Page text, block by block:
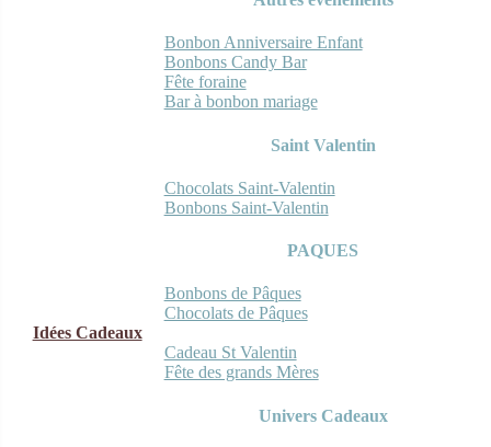
Bonbon Anniversaire Enfant
Bonbons Candy Bar
Fête foraine
Bar à bonbon mariage
Saint Valentin
Chocolats Saint-Valentin
Bonbons Saint-Valentin
PAQUES
Bonbons de Pâques
Chocolats de Pâques
Idées Cadeaux
Cadeau St Valentin
Fête des grands Mères
Univers Cadeaux